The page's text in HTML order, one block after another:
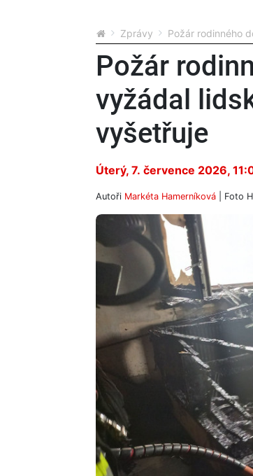
Zprávy Požár rodinného
Požár
vyžádal
vyšetřuje
Úterý, 7. července 2026,
Autoři Markéta Hamerníková | Foto